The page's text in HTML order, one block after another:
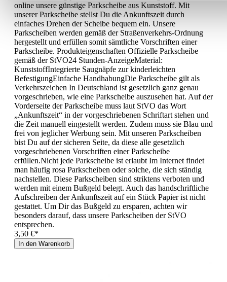
online unsere günstige Parkscheibe aus Kunststoff. Mit
unserer Parkscheibe stellst Du die Ankunftszeit durch
einfaches Drehen der Scheibe bequem ein. Unsere
Parkscheiben werden gemäß der Straßenverkehrs-Ordnung
hergestellt und erfüllen somit sämtliche Vorschriften einer
Parkscheibe. Produkteigenschaften Offizielle Parkscheibe
gemäß der StVO24 Stunden-AnzeigeMaterial:
KunststoffIntegrierte Saugnäpfe zur kinderleichten
BefestigungEinfache HandhabungDie Parkscheibe gilt als
Verkehrszeichen In Deutschland ist gesetzlich ganz genau
vorgeschrieben, wie eine Parkscheibe auszusehen hat. Auf der
Vorderseite der Parkscheibe muss laut StVO das Wort
„Ankunftszeit“ in der vorgeschriebenen Schriftart stehen und
die Zeit manuell eingestellt werden. Zudem muss sie Blau und
frei von jeglicher Werbung sein. Mit unseren Parkscheiben
bist Du auf der sicheren Seite, da diese alle gesetzlich
vorgeschriebenen Vorschriften einer Parkscheibe
erfüllen.Nicht jede Parkscheibe ist erlaubt Im Internet findet
man häufig rosa Parkscheiben oder solche, die sich ständig
nachstellen. Diese Parkscheiben sind striktens verboten und
werden mit einem Bußgeld belegt. Auch das handschriftliche
Aufschreiben der Ankunftszeit auf ein Stück Papier ist nicht
gestattet. Um Dir das Bußgeld zu ersparen, achten wir
besonders darauf, dass unsere Parkscheiben der StVO
entsprechen.
3,50 €*
In den Warenkorb